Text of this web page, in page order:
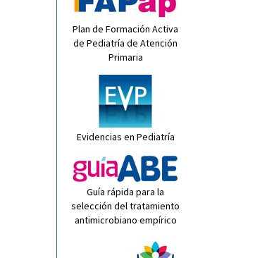
Plan de Formación Activa
de Pediatría de Atención
Primaria
Evidencias en Pediatría
Guía rápida para la
selección del tratamiento
antimicrobiano empírico